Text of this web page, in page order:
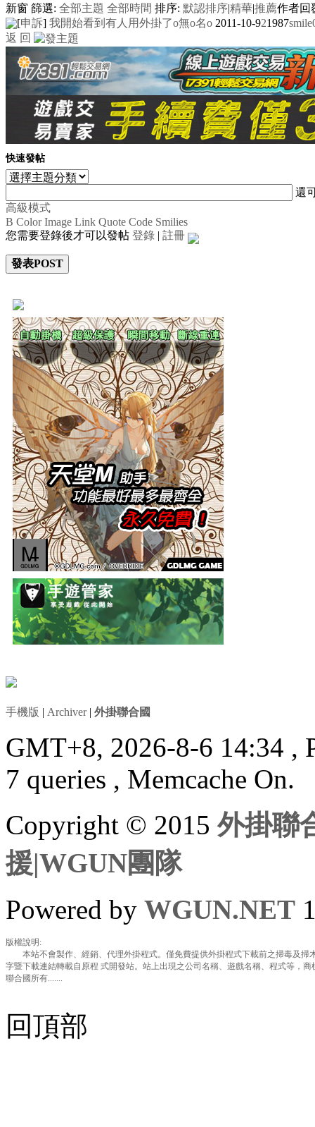
新窗 篩選: 全部主題 全部時間 排序: 默認排序|精華|推薦作者回
[申訴] 我開始看到有人用外掛了o無o名o 2011-10-921987
返 回
快速發帖
還
高級模式
B Color Image Link Quote Code Smilies
您需要登錄後才可以發帖 登錄 | 註冊
發表POST
手機版 | Archiver| 外掛聯合國
GMT+8, 2026-8-6 14:34 ,
7 queries , Memcache On.
Copyright © 2015外掛聯
援|WGUN團隊
Powered by WGUN.NET
版權說明:
本站不會製作、經銷、代理外掛程式。僅免費提供外掛程式下載前之掃毒及掃
字暨下載連結轉載自原程 式開發站。站上出現之公司名稱、遊戲名稱、程式等，
聯合國所有.......
回頂部